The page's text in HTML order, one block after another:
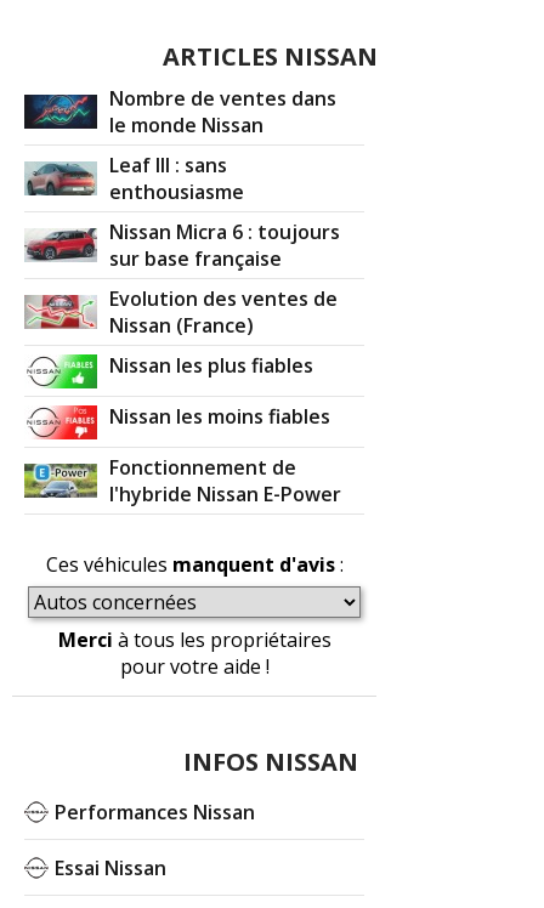
ARTICLES NISSAN
Nombre de ventes dans
le monde Nissan
Leaf III : sans
enthousiasme
Nissan Micra 6 : toujours
sur base française
Evolution des ventes de
Nissan (France)
Nissan les plus fiables
Nissan les moins fiables
Fonctionnement de
l'hybride Nissan E-Power
Ces véhicules manquent d'avis:
Merci à tous les propriétaires
pour votre aide !
INFOS NISSAN
Performances Nissan
Essai Nissan